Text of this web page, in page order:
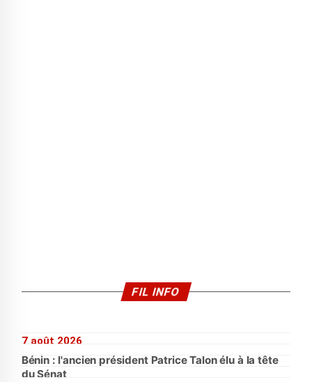
FIL INFO
7 août 2026
Bénin : l'ancien président Patrice Talon élu à la tête
du Sénat